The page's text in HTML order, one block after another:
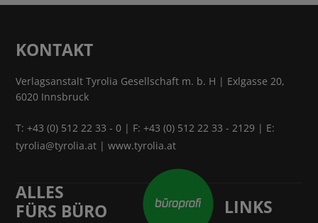
KONTAKT
Verlagsanstalt Tyrolia Gesellschaft m. b. H | Exlgasse 20,
6020 Innsbruck
T:+43 (0) 512 22 33 - 0 | F: +43 (0) 512 22 33 - 2129 | E:
tyrolia@tyrolia.at |www.tyrolia.at
ALLES
FÜRS BÜRO
LINKS